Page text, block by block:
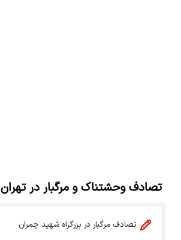
تصادف وحشتناک و مرگبار در تهران
تصادف مرگبار در بزرگراه شهید چمران